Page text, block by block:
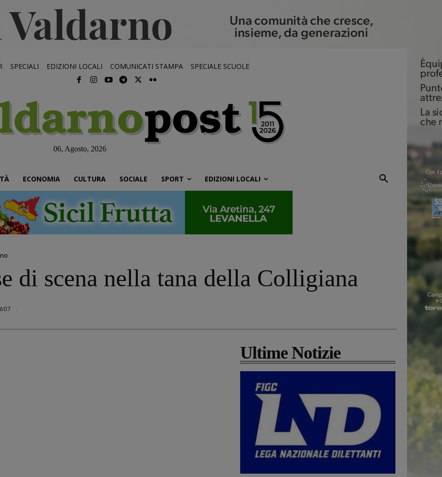
SPECIALI EDIZIONI LOCALI COMUNICATI STAMPA SPECIALE SCUOLE
06, Agosto, 2026
ECONOMIA CULTURA SOCIALE SPORT EDIZIONI LOCALI
di scena nella tana della Colligiana
607
Ultime Notizie